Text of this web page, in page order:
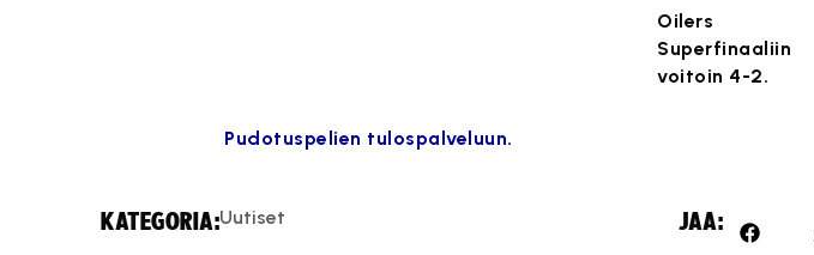
Oilers
Superfinaaliin
voitoin 4-2.
Pudotuspelien tulospalveluun.
KATEGORIA:Uutiset JAA: